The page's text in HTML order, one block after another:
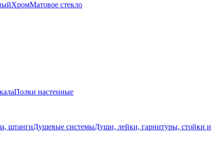
ХромМатовое стекло
Полки настенные
штангиДушевые системыДуши, лейки, гарнитуры, стойки и